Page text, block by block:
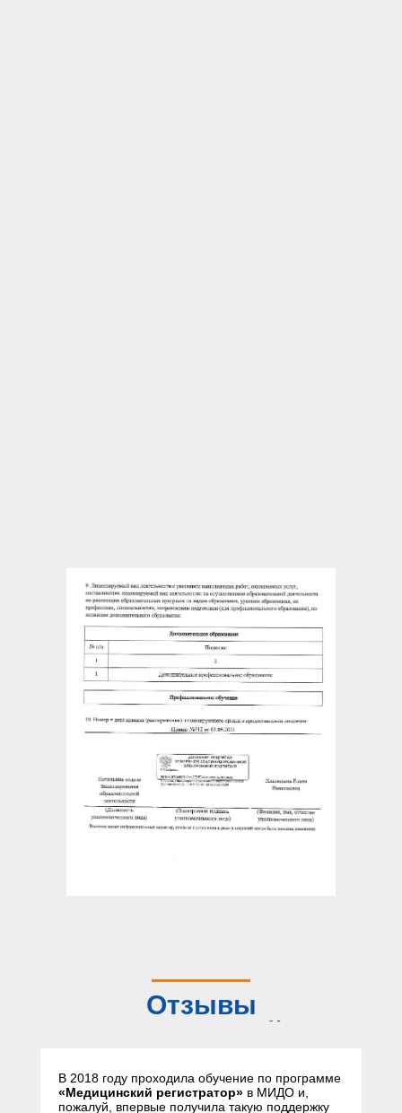
Отзывы
слушателей
В 2018 году проходила обучение по программе
«Медицинский регистратор» в МИДО и,
пожалуй, впервые получила такую поддержку